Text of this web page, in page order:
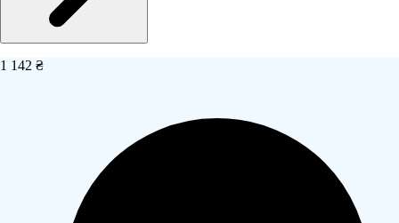
1 142 ₴